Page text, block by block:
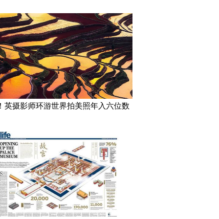
英摄影师环游世界拍美照年入六位数